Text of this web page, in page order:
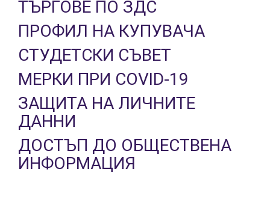
ТЪРГОВЕ ПО ЗДС
ПРОФИЛ НА КУПУВАЧА
СТУДЕТСКИ СЪВЕТ
МЕРКИ ПРИ COVID-19
ЗАЩИТА НА ЛИЧНИТЕ
ДАННИ
ДОСТЪП ДО ОБЩЕСТВЕНА
ИНФОРМАЦИЯ